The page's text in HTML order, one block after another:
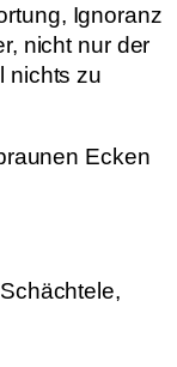
Ignoranz
nicht nur der
nichts zu
Ecken